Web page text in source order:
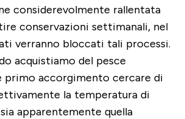
considerevolmente rallentata
conservazioni settimanali, nel
verranno bloccati tali processi.
acquistiamo del pesce
primo accorgimento cercare di
la temperatura di
apparentemente quella